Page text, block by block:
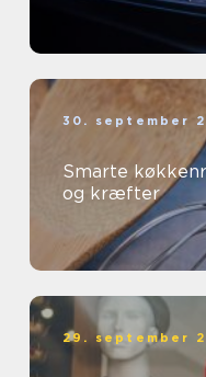
30. september
Smarte
og kræfter
29. september